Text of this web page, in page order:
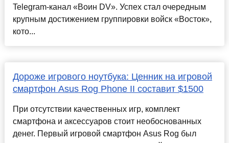
Telegram-канал «Воин DV». Успех стал очередным
крупным достижением группировки войск «Восток»,
кото...
Дороже игрового ноутбука: Ценник на игровой
смартфон Asus Rog Phone II составит $1500
При отсутствии качественных игр, комплект
смартфона и аксессуаров стоит необоснованных
денег. Первый игровой смартфон Asus Rog был